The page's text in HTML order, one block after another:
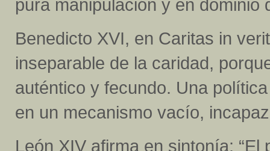
pura manipulación y en dominio
Benedicto XVI, en Caritas in
inseparable de la caridad,
auténtico y fecundo. Una
en un mecanismo vacío,
León XIV afirma en sintonía: